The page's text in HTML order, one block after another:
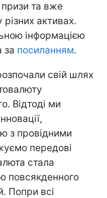
призи та вже
активах.
інформацією
за посиланням.
свій шлях
Відтоді ми
з провідними
передові
стала
повсякденного
Попри всі